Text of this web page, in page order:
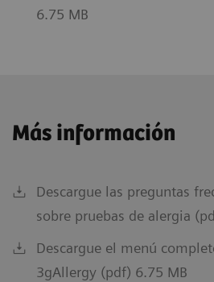
6.75 MB
Más información
Descargue las preguntas
sobre pruebas de alergia
Descargue el menú
3gAllergy (pdf) 6.75 MB